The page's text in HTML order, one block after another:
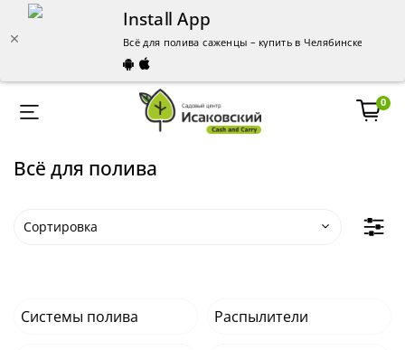
Install App
Всё для полива саженцы – купить в Челябинске - опт и
0
Всё для полива
Системы полива Распылители